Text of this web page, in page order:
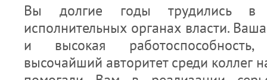
Вы долгие годы трудились в
исполнительных органах власти.
и высокая работоспособность,
высочайший авторитет среди коллег